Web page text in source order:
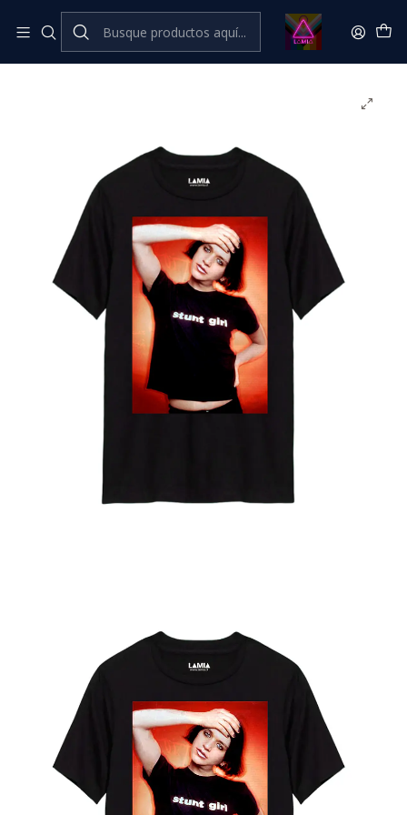
Inicio Catálogo Premium Música Premium
Polera Brian Molko Placebo Línea Premium #12